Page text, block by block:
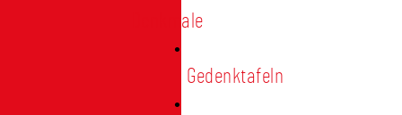
Denkmale
Gedenktafeln